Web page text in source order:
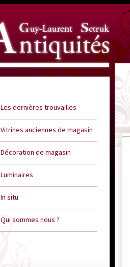
Les dernières trouvailles
Vitrines anciennes de magasin
Décoration de magasin
Luminaires
In situ
Qui sommes nous ?